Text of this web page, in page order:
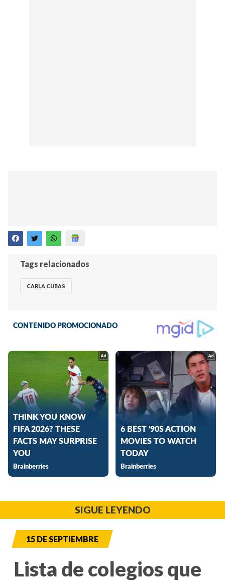
Tags relacionados
CARLA CUBAS
SIGUE LEYENDO
15 DE SEPTIEMBRE
Lista de colegios que